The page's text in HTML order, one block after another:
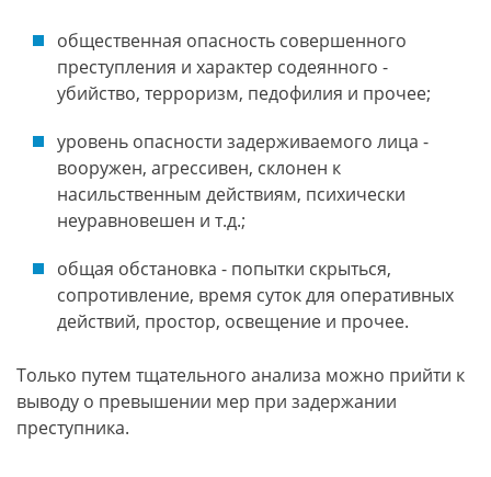
общественная опасность совершенного
преступления и характер содеянного -
убийство, терроризм, педофилия и прочее;
уровень опасности задерживаемого лица -
вооружен, агрессивен, склонен к
насильственным действиям, психически
неуравновешен и т.д.;
общая обстановка - попытки скрыться,
сопротивление, время суток для оперативных
действий, простор, освещение и прочее.
Только путем тщательного анализа можно прийти к
выводу о превышении мер при задержании
преступника.